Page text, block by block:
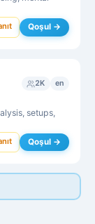
Qoşul →
2K en
setups,
Qoşul →